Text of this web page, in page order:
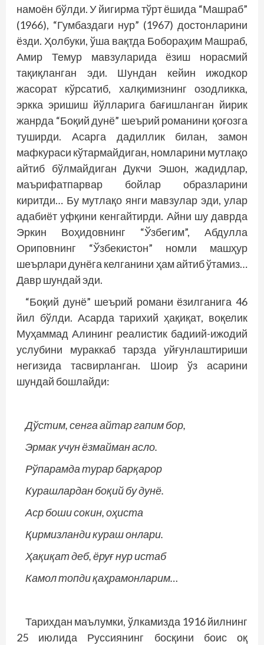
намоён бўлди. У йигирма тўрт ёшида “Машраб”
(1966), “Гумбаздаги нур” (1967) достонларини
ёзди. Ҳолбуки, ўша вақтда Бобораҳим Машраб,
Амир Темур мавзуларида ёзиш норасмий
тақиқланган эди. Шундан кейин ижодкор
жасорат кўрсатиб, халқимизнинг озодликка,
эркка эришиш йўлларига бағишланган йирик
жанрда “Боқий дунё” шеърий романини қоғозга
туширди. Асарга дадиллик билан, замон
мафкураси кўтармайдиган, номларини мутлақо
айтиб бўлмайдиган Дукчи Эшон, жадидлар,
маърифатпарвар бойлар образларини
киритди… Бу мутлақо янги мавзулар эди, улар
адабиёт уфқини кенгайтирди. Айни шу даврда
Эркин Воҳидовнинг “Ўзбегим”, Абдулла
Ориповнинг “Ўзбекистон” номли машҳур
шеърлари дунёга келганини ҳам айтиб ўтамиз…
Давр шундай эди.
“Боқий дунё” шеърий романи ёзилганига 46
йил бўлди. Асарда тарихий ҳақиқат, воқелик
Муҳаммад Алининг реалистик бадиий-ижодий
услубини мураккаб тарзда уйғунлаштириши
негизида тасвирланган. Шоир ўз асарини
шундай бошлайди:
Дўстим, сенга айтар гапим бор,
Эрмак учун ёзмайман асло.
Рўпарамда турар барқарор
Курашлардан боқий бу дунё.
Аср боши сокин, оҳиста
Қирмизланди кураш онлари.
Ҳақиқат деб, ёруғ нур истаб
Камол топди қаҳрамонларим…
Тарихдан маълумки, ўлкамизда 1916 йилнинг
25 июлида Руссиянинг босқини боис оқ